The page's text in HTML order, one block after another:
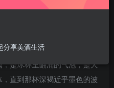
是冰杯里翻涌的气泡，是大
直到那杯深褐近乎墨色的波
分享美酒生活